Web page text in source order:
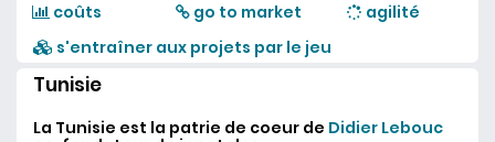
coûts
go to market
agilité
s'entraîner aux projets par le jeu
Tunisie
La Tunisie est la patrie de coeur de Didier Lebouc